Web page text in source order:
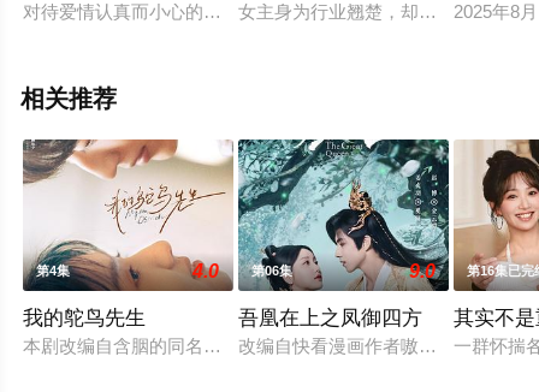
对待爱情认真而小心的李晓兮与小贝邂逅，两人开始了一段浪漫
女主身为行业翘楚，却在产后带娃的
2025年8
相关推荐
第4集 4.0
我的鸵鸟先生
本剧改编自含胭的同名小说，讲述了邻家女孩庞倩（苏晓彤 饰
第06集 9.0
吾凰在上之凤御四方
改编自快看漫画作者嗷小泽的独家连
第16集已完
其实不
一群怀揣